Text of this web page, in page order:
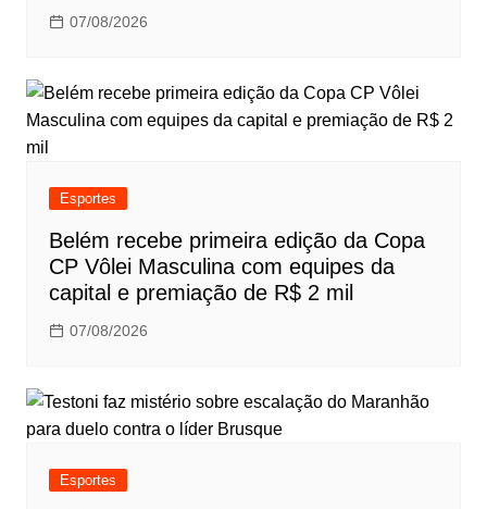
07/08/2026
Esportes
Belém recebe primeira edição da Copa
CP Vôlei Masculina com equipes da
capital e premiação de R$ 2 mil
07/08/2026
Esportes